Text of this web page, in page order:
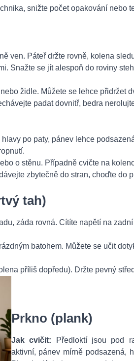
snižte počet opakování nebo
ven. Páteř držte rovně, kolena
Snažte se jít alespoň do roviny
židle. Můžete se lehce přidržet
padat dovnitř, bedra
po paty, pánev lehce
o stěnu. Případně cvičte na
zbytečně do stran, choďte do
tah)
záda rovná. Cítíte napětí na
batohem. Můžete se učit
příliš dopředu). Držte pevný
Prkno (plank)
Jak cvičit: Předloktí jsou pod
aktivní, pánev mírně podsazená,